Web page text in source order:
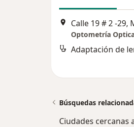
Calle 19 # 2 -29,
Optometría
Búsquedas
Ciudades cercanas